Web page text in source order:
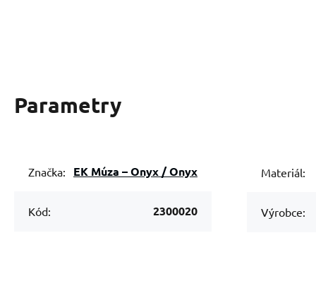
Parametry
Značka: EK Múza – Onyx / Onyx
Kód: 2300020
Materiál:
Výrobce: